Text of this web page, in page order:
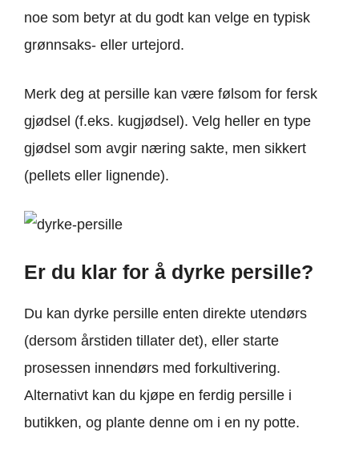
noe som betyr at du godt kan velge en typisk
grønnsaks- eller urtejord.
Merk deg at persille kan være følsom for fersk
gjødsel (f.eks. kugjødsel). Velg heller en type
gjødsel som avgir næring sakte, men sikkert
(pellets eller lignende).
Er du klar for å dyrke persille?
Du kan dyrke persille enten direkte utendørs
(dersom årstiden tillater det), eller starte
prosessen innendørs med forkultivering.
Alternativt kan du kjøpe en ferdig persille i
butikken, og plante denne om i en ny potte.